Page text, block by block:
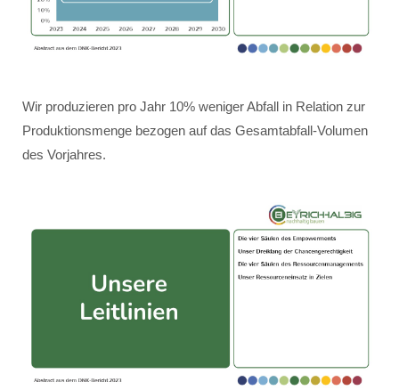
Wir produzieren pro Jahr 10% weniger Abfall in Relation zur
Produktionsmenge bezogen auf das Gesamtabfall-Volumen
des Vorjahres.